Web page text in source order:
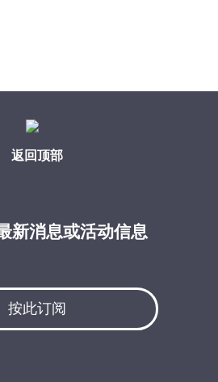
返回顶部
新消息或活动信息
按此订阅